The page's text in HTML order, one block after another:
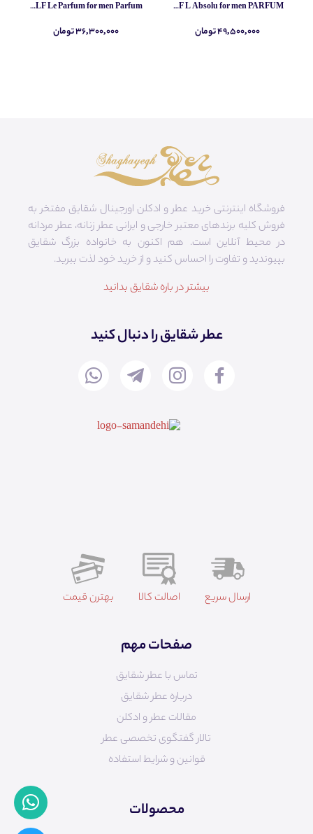
Yves Saint Laurent MYSLF L Absolu for men PARFUM
۴۹,۵۰۰,۰۰۰ تومان
Yves Saint Laurent MYSLF Le Parfum for men Parfum
۳۶,۳۰۰,۰۰۰ تومان
فروشگاه اینترنتی خرید عطر و ادکلن اورجینال شقایق مفتخر به
فروش کلیه برندهای معتبر خارجی و ایرانی عطر زنانه، عطر مردانه
در محیط آنلاین است. هم‌ اکنون به خانواده بزرگ شقایق
بپیوندید و تفاوت را احساس کنید و از خرید خود لذت ببرید.
بیشتر در باره شقایق بدانید
عطر شقایق را دنبال کنید
ارسال سریع اصالت کالا بهترن قیمت
صفحات مهم
تماس با عطر شقایق
درباره عطر شقایق
مقالات عطر و ادکلن
تالار گفتگوی تخصصی عطر
قوانین و شرایط استفاده
محصولات